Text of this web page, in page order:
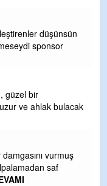
düşünsün
sponsor
güzel bir
ve ahlak bulacak
vurmuş
saf